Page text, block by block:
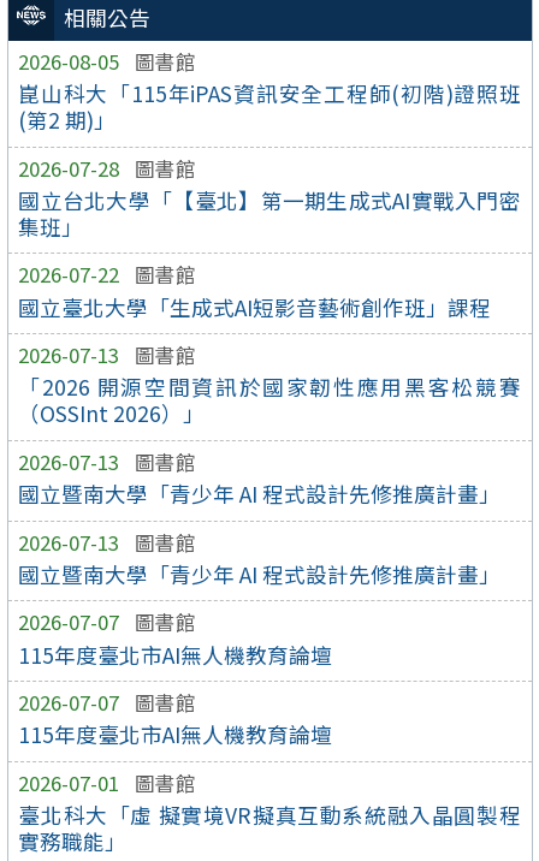
相關公告
2026-08-05 圖書館
崑山科大「115年iPAS資訊安全工程師(初階)證照班
(第2 期)」
2026-07-28 圖書館
國立台北大學「【臺北】第一期生成式AI實戰入門密
集班」
2026-07-22 圖書館
國立臺北大學「生成式AI短影音藝術創作班」課程
2026-07-13 圖書館
「2026 開源空間資訊於國家韌性應用黑客松競賽
（OSSInt 2026）」
2026-07-13 圖書館
國立暨南大學「青少年 AI 程式設計先修推廣計畫」
2026-07-13 圖書館
國立暨南大學「青少年 AI 程式設計先修推廣計畫」
2026-07-07 圖書館
115年度臺北市AI無人機教育論壇
2026-07-07 圖書館
115年度臺北市AI無人機教育論壇
2026-07-01 圖書館
臺北科大「虛 擬實境VR擬真互動系統融入晶圓製程
實務職能」